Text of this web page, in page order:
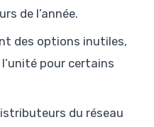
de l’année.
des options inutiles,
pour certains
du réseau